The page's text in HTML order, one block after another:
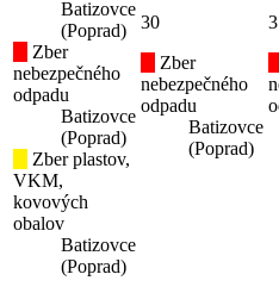
Batizovce
(Poprad)
Zber
nebezpečného
odpadu
Batizovce
(Poprad)
Zber plastov,
VKM,
kovových
obalov
Batizovce
(Poprad)
30
Zber
nebezpečného
odpadu
Batizovce
(Poprad)